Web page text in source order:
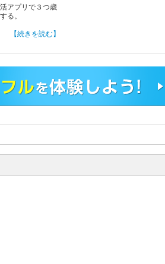
アプリで３つ歳
る。
ぴったり！
気作、待望のコ
【続きを読む】